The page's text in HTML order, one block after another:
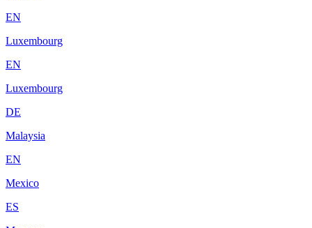
EN
Luxembourg
EN
Luxembourg
DE
Malaysia
EN
Mexico
ES